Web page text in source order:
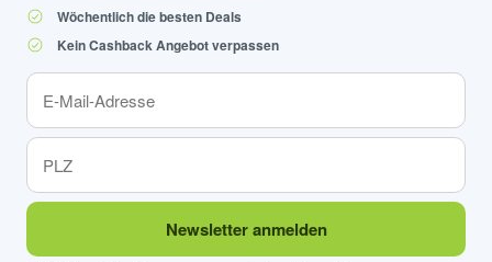
Wöchentlich die besten Deals
Kein Cashback Angebot verpassen
Newsletter anmelden